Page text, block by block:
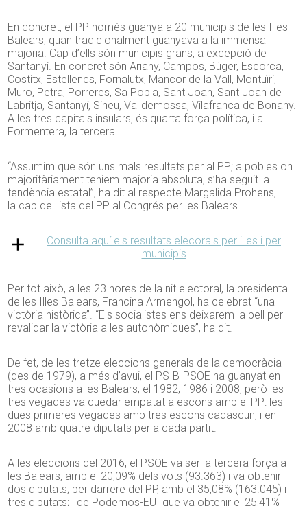
En concret, el PP només guanya a 20 municipis de les Illes
Balears, quan tradicionalment guanyava a la immensa
majoria. Cap d’ells són municipis grans, a excepció de
Santanyí. En concret són Ariany, Campos, Búger, Escorca,
Costitx, Estellencs, Fornalutx, Mancor de la Vall, Montuïri,
Muro, Petra, Porreres, Sa Pobla, Sant Joan, Sant Joan de
Labritja, Santanyí, Sineu, Valldemossa, Vilafranca de Bonany.
A les tres capitals insulars, és quarta força política, i a
Formentera, la tercera.
“Assumim que són uns mals resultats per al PP; a pobles on
majoritàriament teniem majoria absoluta, s’ha seguit la
tendència estatal”, ha dit al respecte Margalida Prohens,
la cap de llista del PP al Congrés per les Balears.
Consulta aquí els resultats elecorals per illes i per
municipis
Per tot això, a les 23 hores de la nit electoral, la presidenta
de les Illes Balears, Francina Armengol, ha celebrat “una
victòria històrica”. “Els socialistes ens deixarem la pell per
revalidar la victòria a les autonòmiques”, ha dit.
De fet, de les tretze eleccions generals de la democràcia
(des de 1979), a més d’avui, el PSIB-PSOE ha guanyat en
tres ocasions a les Balears, el 1982, 1986 i 2008, però les
tres vegades va quedar empatat a escons amb el PP: les
dues primeres vegades amb tres escons cadascun, i en
2008 amb quatre diputats per a cada partit.
A les eleccions del 2016, el PSOE va ser la tercera força a
les Balears, amb el 20,09% dels vots (93.363) i va obtenir
dos diputats; per darrere del PP, amb el 35,08% (163.045) i
tres diputats; i de Podemos-EUI que va obtenir el 25,41%